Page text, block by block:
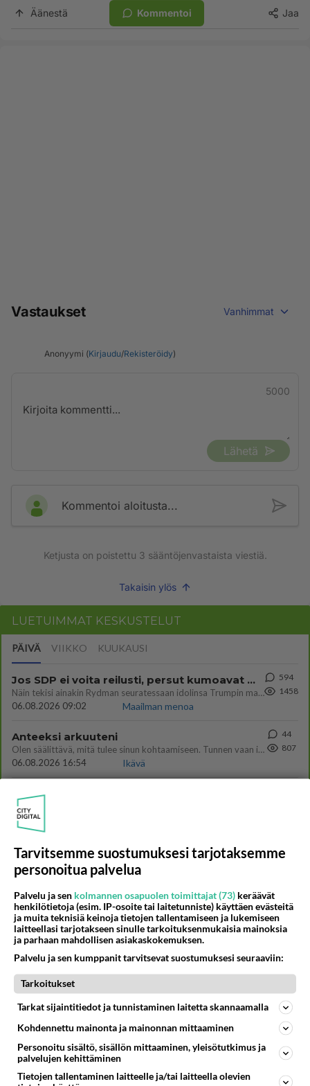
Äänestä Kommentoi Jaa
Vastaukset Vanhimmat
Anonyymi (Kirjaudu/Rekisteröidy)
5000
Lähetä
Kommentoi aloitusta...
Ketjusta on poistettu 3 sääntöjenvastaista viestiä.
Takaisin ylös
LUETUIMMAT KESKUSTELUT
PÄIVÄ VIIKKO KUUKAUSI
Jos SDP ei voita reilusti, persut kumoavat demokratian Suomesta
Näin tekisi ainakin Rydman seuratessaan idolinsa Trumpin mallia https://www.is.fi/politiikka/art-2000012187244.html
06.08.2026 09:02
Maailman menoa
594
1458
Anteeksi arkuuteni
Olen säälittävä, mitä tulee sinun kohtaamiseen. Tunnen vaan itseni todella epävarmaksi sun kanssa. Jos minun olisi pitän
06.08.2026 16:54
Ikävä
44
807
06.08.2026 03:24
Kuka melkein täysi-ikäinen hukkui?
06.08.2026 20:09
Iisalmi
576
Mikä on ollut
Söpöintä välillämme?
06.08.2026 14:44
Ikävä
35
kenen näköinen
kaivattusi on ?
07.08.2026 16:24
41
527
06.08.2026 07:42
Ikävä
508
Olet ihana
37
Tarvitsemme suostumuksesi tarjotaksemme
personoitua palvelua
Palvelu ja sen kolmannen osapuolen toimittajat (73) keräävät
henkilötietoja (esim. IP-osoite tai laitetunniste) käyttäen evästeitä
ja muita teknisiä keinoja tietojen tallentamiseen ja lukemiseen
laitteellasi tarjotakseen sinulle tarkoituksenmukaisia mainoksia
ja parhaan mahdollisen asiakaskokemuksen.
Palvelu ja sen kumppanit tarvitsevat suostumuksesi seuraaviin:
Tarkoitukset
Tarkat sijaintitiedot ja tunnistaminen laitetta skannaamalla
Kohdennettu mainonta ja mainonnan mittaaminen
Personoitu sisältö, sisällön mittaaminen, yleisötutkimus ja
palvelujen kehittäminen
Tietojen tallentaminen laitteelle ja/tai laitteella olevien